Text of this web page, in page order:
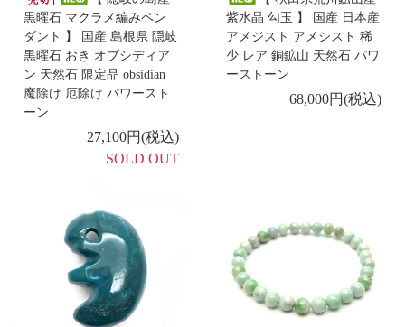
【 モスアゲート ポイント 】
6/23
-新着商品 -
【 黒平産水晶 勾玉 中 獣型 】
-新着商品 -
【 出雲石／碧玉 ブレスレット AA 】
6/19
-新着商品 -
【 糸魚川産 桃簾石 勾玉 大 獣型 】
6/18
-新着商品 -
【 ラピスラズリ ポイント 】
黒曜石 マクラメ編みペン
ダント 】 国産 島根県 隠岐
黒曜石 おき オブシディア
ン 天然石 限定品 obsidian
魔除け 厄除け パワースト
ーン
27,100円(税込)
SOLD OUT
紫水晶 勾玉 】 国産 日本産
アメジスト アメシスト 稀
少 レア 銅鉱山 天然石 パワ
ーストーン
68,000円(税込)